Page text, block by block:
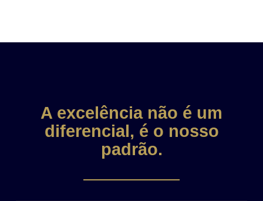
A excelência não é um
diferencial, é o nosso
padrão.